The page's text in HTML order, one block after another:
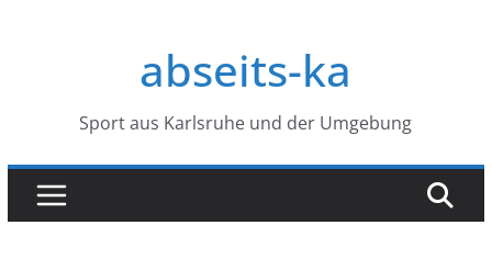
abseits-ka
Sport aus Karlsruhe und der Umgebung